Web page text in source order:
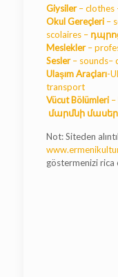
Giysiler– clothes
Okul Gereçleri–
scolaires –
Meslekler–
Sesler– sounds–
Ulaşım Araçları-
transport
Vücut Bölümleri–
մարմնի մասեր
Not: Siteden
göstermenizi rica